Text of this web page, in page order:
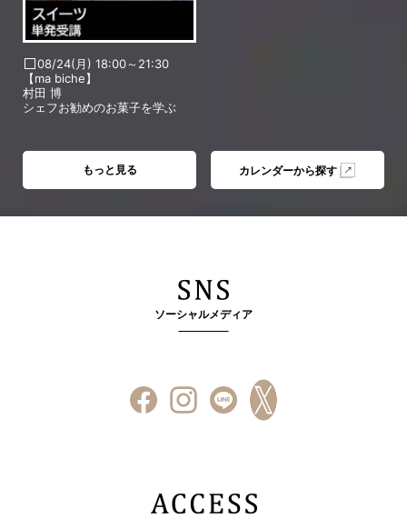
08/24(月) 18:00～21:30
【ma biche】
村田 博
シェフお勧めのお菓子を学ぶ
もっと見る カレンダーから探す
ソーシャルメディア